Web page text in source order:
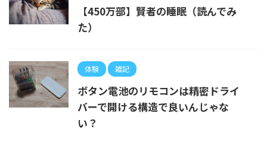
【450万部】賢者の睡眠（読んでみ
た）
体験 雑記
ボタン電池のリモコンは精密ドライ
バーで開ける構造で良いんじゃな
い？